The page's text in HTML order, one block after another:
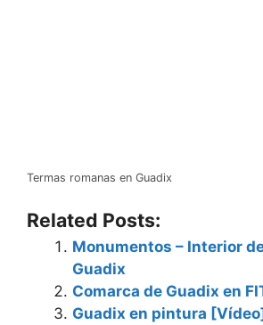
Termas romanas en Guadix
Related Posts:
Monumentos – Interior
Guadix
Comarca de Guadix en
Guadix en pintura